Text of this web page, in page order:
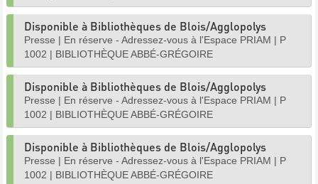
Disponible à Bibliothèques de Blois/Agglopolys
Presse | En réserve - Adressez-vous à l'Espace PRIAM | P
1002 | BIBLIOTHÈQUE ABBÉ-GRÉGOIRE
Disponible à Bibliothèques de Blois/Agglopolys
Presse | En réserve - Adressez-vous à l'Espace PRIAM | P
1002 | BIBLIOTHÈQUE ABBÉ-GRÉGOIRE
Disponible à Bibliothèques de Blois/Agglopolys
Presse | En réserve - Adressez-vous à l'Espace PRIAM | P
1002 | BIBLIOTHÈQUE ABBÉ-GRÉGOIRE